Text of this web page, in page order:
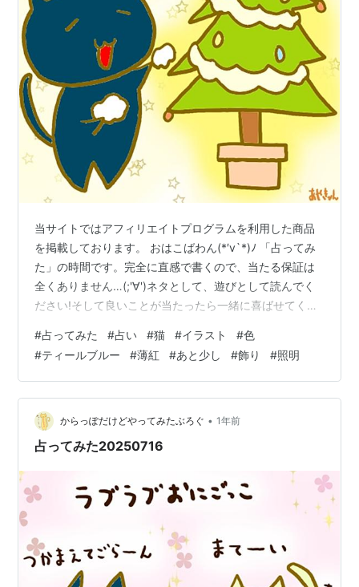
当サイトではアフィリエイトプログラムを利用した商品
を掲載しております。 おはこばわん(*′v`*)ﾉ 「占ってみ
た」の時間です。完全に直感で書くので、当たる保証は
全くありません…(;'∀')ネタとして、遊びとして読んでく
ださい!そして良いことが当たったら一緒に喜ばせてくだ
の運勢にするもよし夜 🌛読んで明日の運勢にするもよし
来週、来月の…なんてのもありでご自由にして頂ければ
と考えています。 それではやってみよう('ω')ﾉ 次の２色
のうち、どちらかを選んでください。結果は下～ ～～ 結
果 ～～ ティールブルーを選んだ方… あと少しやってみる
と…
#占ってみた #占い #猫 #イラスト #色
#ティールブルー #薄紅 #あと少し #飾り #照明
からっぽだけどやってみたぶろぐ • 1年前
占ってみた20250716